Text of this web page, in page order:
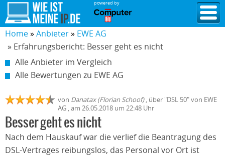
powered by
Home Anbieter
EWE AG
» Erfahrungsbericht: Besser geht es nicht
Alle Anbieter im Vergleich
Alle Bewertungen zu EWE AG
von Danatax (Florian Schoof), über "DSL 50" von EWE
AG , am 26.05.2018 um 22:48 Uhr
Besser geht es nicht
Nach dem Hauskauf war die verlief die Beantragung des
DSL-Vertrages reibungslos, das Personal vor Ort ist